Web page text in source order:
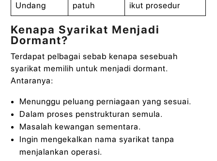
Undang
patuh
ikut prosedur
Kenapa Syarikat Menjadi
Dormant?
Terdapat pelbagai sebab kenapa sesebuah
syarikat memilih untuk menjadi dormant.
Antaranya:
Menunggu peluang perniagaan yang sesuai.
Dalam proses penstrukturan semula.
Masalah kewangan sementara.
Ingin mengekalkan nama syarikat tanpa
menjalankan operasi.